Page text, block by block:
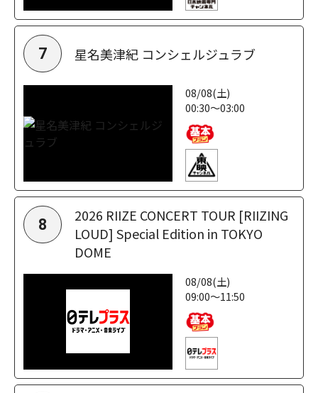
7 星名美津紀 コンシェルジュラブ
08/08(土)
00:30～03:00
8
2026 RIIZE CONCERT TOUR [RIIZING
LOUD] Special Edition in TOKYO
DOME
08/08(土)
09:00～11:50